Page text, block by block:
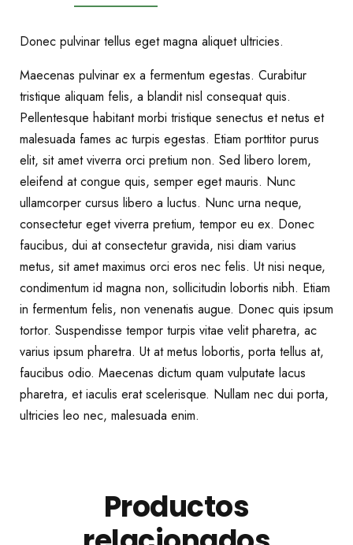
Donec pulvinar tellus eget magna aliquet ultricies.
Maecenas pulvinar ex a fermentum egestas. Curabitur
tristique aliquam felis, a blandit nisl consequat quis.
Pellentesque habitant morbi tristique senectus et netus et
malesuada fames ac turpis egestas. Etiam porttitor purus
elit, sit amet viverra orci pretium non. Sed libero lorem,
eleifend at congue quis, semper eget mauris. Nunc
ullamcorper cursus libero a luctus. Nunc urna neque,
consectetur eget viverra pretium, tempor eu ex. Donec
faucibus, dui at consectetur gravida, nisi diam varius
metus, sit amet maximus orci eros nec felis. Ut nisi neque,
condimentum id magna non, sollicitudin lobortis nibh. Etiam
in fermentum felis, non venenatis augue. Donec quis ipsum
tortor. Suspendisse tempor turpis vitae velit pharetra, ac
varius ipsum pharetra. Ut at metus lobortis, porta tellus at,
faucibus odio. Maecenas dictum quam vulputate lacus
pharetra, et iaculis erat scelerisque. Nullam nec dui porta,
ultricies leo nec, malesuada enim.
Productos